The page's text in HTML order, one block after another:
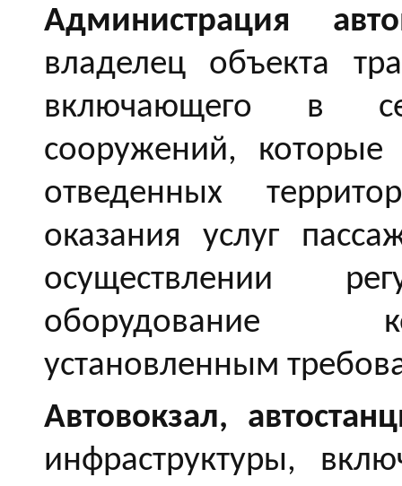
Администрация
владелец объекта
включающего в
сооружений,
отведенных
оказания услуг
осуществлении
оборудование
установленным
Автовокзал,
инфраструктуры,